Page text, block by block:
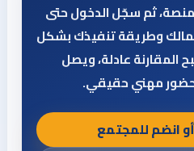
ثم سجّل الدخول حتى
وطريقة تنفيذك بشكل
المقارنة عادلة، ويصل
مهني حقيقي.
انضم للمجتمع